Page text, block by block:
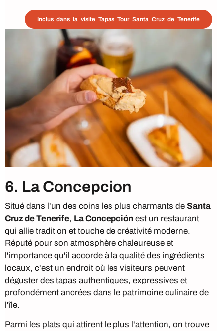
Inclus dans la visite Tapas Tour Santa Cruz de Tenerife
6. La Concepcion
Situé dans l'un des coins les plus charmants de Santa
Cruz de Tenerife, La Concepción est un restaurant
qui allie tradition et touche de créativité moderne.
Réputé pour son atmosphère chaleureuse et
l'importance qu'il accorde à la qualité des ingrédients
locaux, c'est un endroit où les visiteurs peuvent
déguster des tapas authentiques, expressives et
profondément ancrées dans le patrimoine culinaire de
l'île.
Parmi les plats qui attirent le plus l'attention, on trouve